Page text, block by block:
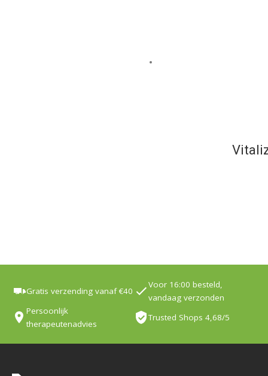
Gratis verzending vanaf €40
Voor 16:00 besteld,
vandaag verzonden
Persoonlijk
therapeutenadvies
Trusted Shops 4,68/5